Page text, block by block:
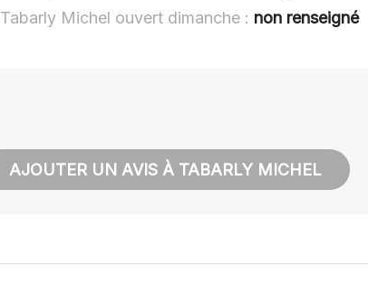
Tabarly Michel ouvert dimanche : non renseigné
AJOUTER UN AVIS À TABARLY MICHEL